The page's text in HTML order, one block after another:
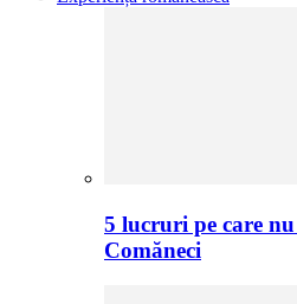
5 lucruri pe care
Comăneci